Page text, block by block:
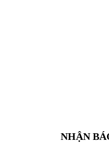
NHẬN